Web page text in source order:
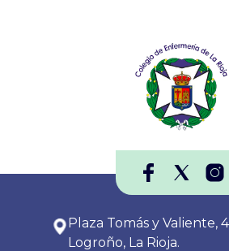
Plaza Tomás y Valiente,
Logroño, La Rioja.